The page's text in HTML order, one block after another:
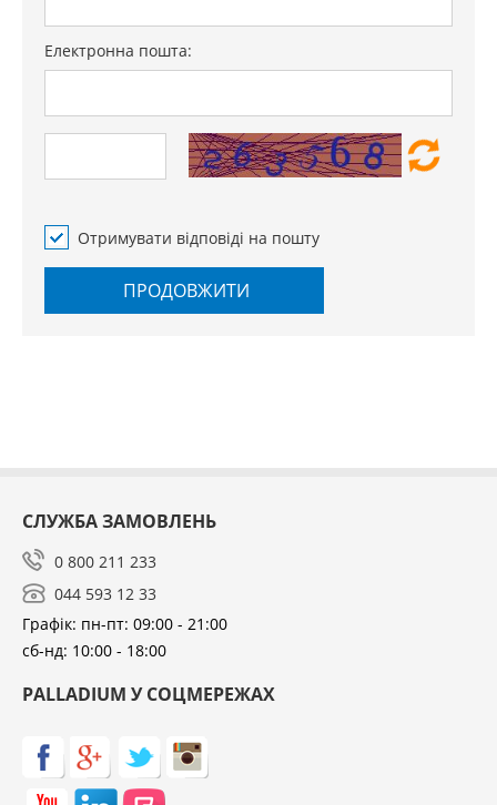
Електронна пошта:
Отримувати відповіді на пошту
ПРОДОВЖИТИ
СЛУЖБА ЗАМОВЛЕНЬ
0 800 211 233
044 593 12 33
Графік: пн-пт: 09:00 - 21:00
сб-нд: 10:00 - 18:00
PALLADIUM У СОЦМЕРЕЖАХ